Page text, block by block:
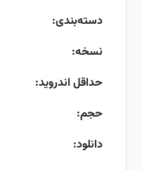
دسته‌بندی:
نسخه:
حداقل اندروید:
حجم:
دانلود: